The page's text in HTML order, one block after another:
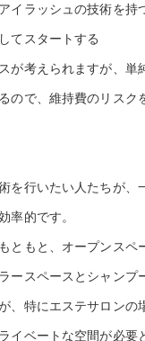
イラッシュの技術を持
てスタートする
が考えられますが、単
ので、維持費のリスク
を行いたい人たちが、
率的です。
ともと、オープンスペ
ースペースとシャンプ
、特にエステサロンの
イベートな空間が必要